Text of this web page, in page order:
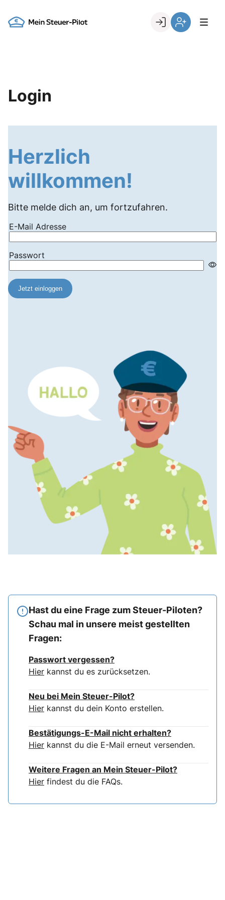
content
Go to landing page.
Login
Herzlich
willkommen!
Bitte melde dich an, um fortzufahren.
Hast du eine Frage zum Steuer-Piloten?
Schau mal in unsere meist gestellten
Fragen:
Passwort vergessen?
Hier kannst du es zurücksetzen.
Neu bei Mein Steuer-Pilot?
Hier kannst du dein Konto erstellen.
Bestätigungs-E-Mail nicht erhalten?
Hier kannst du die E-Mail erneut versenden.
Weitere Fragen an Mein Steuer-Pilot?
Hier findest du die FAQs.